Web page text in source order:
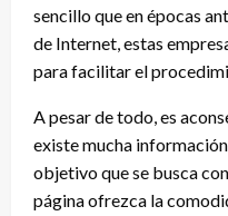
sencillo que en épocas
de Internet, estas
para facilitar el
A pesar de todo, es
existe mucha
objetivo que se busca
página ofrezca la